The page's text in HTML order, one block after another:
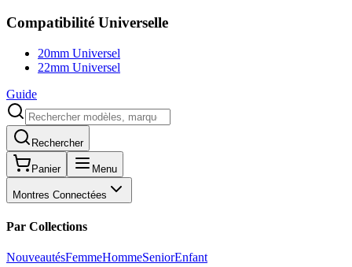
Compatibilité Universelle
20mm Universel
22mm Universel
Guide
Rechercher
Panier Menu
Montres Connectées
Par Collections
NouveautésFemmeHommeSeniorEnfant